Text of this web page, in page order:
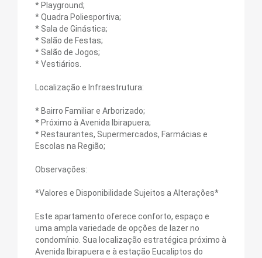
* Playground;
* Quadra Poliesportiva;
* Sala de Ginástica;
* Salão de Festas;
* Salão de Jogos;
* Vestiários.
Localização e Infraestrutura:
* Bairro Familiar e Arborizado;
* Próximo à Avenida Ibirapuera;
* Restaurantes, Supermercados, Farmácias e
Escolas na Região;
Observações:
*Valores e Disponibilidade Sujeitos a Alterações*
Este apartamento oferece conforto, espaço e
uma ampla variedade de opções de lazer no
condomínio. Sua localização estratégica próximo à
Avenida Ibirapuera e à estação Eucaliptos do